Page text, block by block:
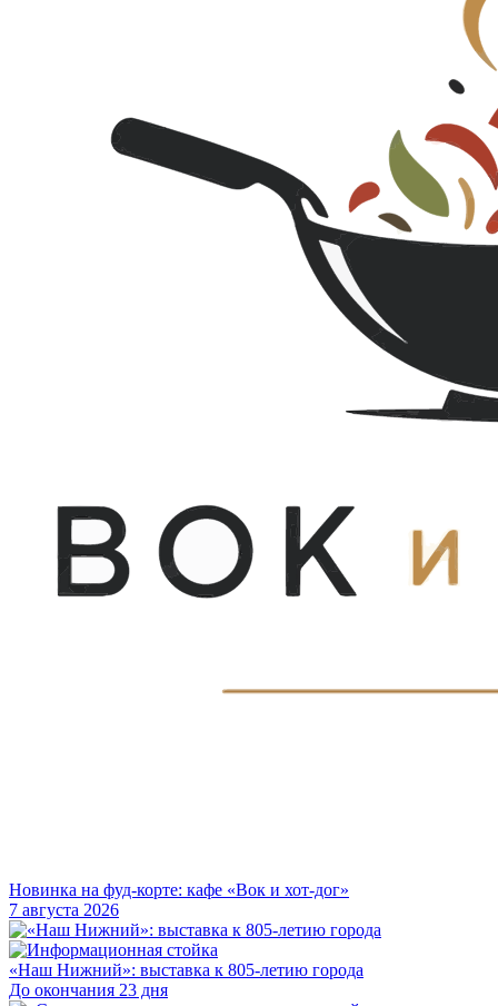
Новинка на фуд-корте: кафе «Вок и хот-дог»
7 августа 2026
«Наш Нижний»: выставка к 805-летию города
До окончания 23 дня